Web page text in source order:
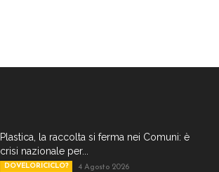
Plastica, la raccolta si ferma nei Comuni: è
crisi nazionale per...
DOVELORICICLO? 4 Agosto 2026